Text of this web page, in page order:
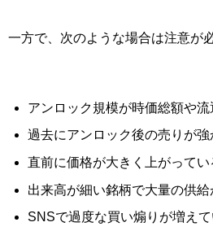
一方で、次のような場合は注意が
アンロック規模が時価総額や
過去にアンロック後の売りが強
直前に価格が大きく上がってい
出来高が細い銘柄で大量の供給
SNSで過度な買い煽りが増えて